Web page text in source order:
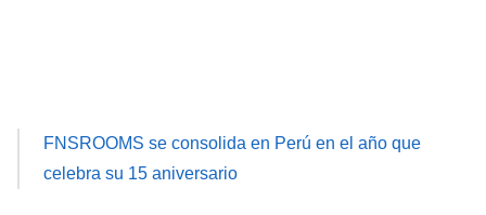
FNSROOMS se consolida en Perú en el año que
celebra su 15 aniversario